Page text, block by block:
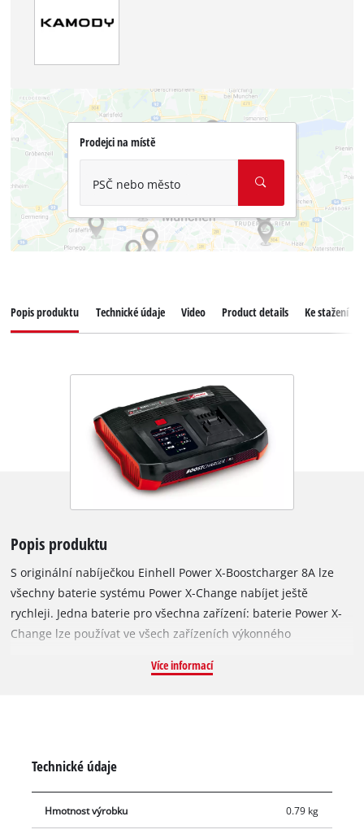
Prodejci na místě
PSČ nebo město
Popis produktu Technické údaje Video Product details Ke stažení
Popis produktu
S originální nabíječkou Einhell Power X-Boostcharger 8A lze
všechny baterie systému Power X-Change nabíjet ještě
rychleji. Jedna baterie pro všechna zařízení: baterie Power X-
Change lze používat ve všech zařízeních výkonného
pro všechny baterie PXC. Díky rychlonabíjecí technologii 8 A je
vás: pokud není stisknuto tlačítko boost, nabíječka nabíjí
baterii šetrně v normálním režimu. Díky režimu refresh je ve
mnoha případech možné reaktivovat hluboce vybité baterie a
Více informací
Technické údaje
Hmotnost výrobku 0.79 kg